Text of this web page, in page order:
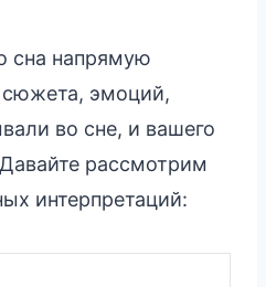
сна напрямую
сюжета, эмоций,
во сне, и вашего
рассмотрим
интерпретаций: